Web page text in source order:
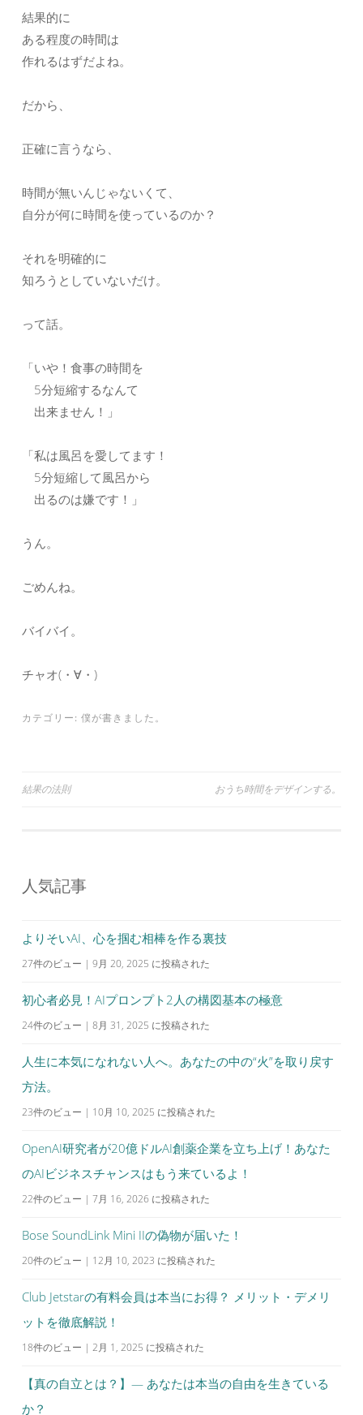
結果的に
ある程度の時間は
作れるはずだよね。
だから、
正確に言うなら、
時間が無いんじゃないくて、
自分が何に時間を使っているのか？
それを明確的に
知ろうとしていないだけ。
って話。
「いや！食事の時間を
5分短縮するなんて
出来ません！」
「私は風呂を愛してます！
5分短縮して風呂から
出るのは嫌です！」
うん。
ごめんね。
バイバイ。
チャオ(・∀・)
カテゴリー: 僕が書きました。
投
ゲ
シ
ョ
結果の法則 おうち時間をデザインする。
人気記事
よりそいAI、心を掴む相棒を作る裏技
27件のビュー | 9月 20, 2025 に投稿された
初心者必見！AIプロンプト2人の構図基本の極意
24件のビュー | 8月 31, 2025 に投稿された
人生に本気になれない人へ。あなたの中の“火”を取り戻す
方法。
23件のビュー | 10月 10, 2025 に投稿された
OpenAI研究者が20億ドルAI創薬企業を立ち上げ！あなた
のAIビジネスチャンスはもう来ているよ！
22件のビュー | 7月 16, 2026 に投稿された
Bose SoundLink Mini IIの偽物が届いた！
20件のビュー | 12月 10, 2023 に投稿された
Club Jetstarの有料会員は本当にお得？ メリット・デメリ
ットを徹底解説！
18件のビュー | 2月 1, 2025 に投稿された
【真の自立とは？】— あなたは本当の自由を生きている
か？